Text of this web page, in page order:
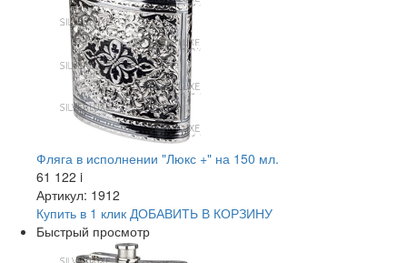
Фляга в исполнении "Люкс +" на 150 мл.
61 122 i
Артикул: 1912
Купить в 1 клик ДОБАВИТЬ В КОРЗИНУ
Быстрый просмотр